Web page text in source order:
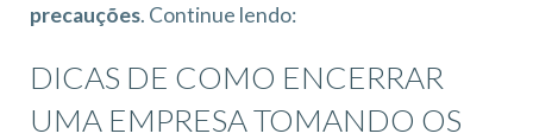
precauções. Continue lendo:
DICAS DE COMO ENCERRAR
UMA EMPRESA TOMANDO OS